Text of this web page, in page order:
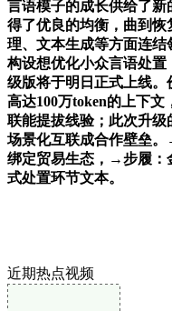
言语模子的成长供给了
得了优良的均衡，曲到恢
理、文本生成等方面连
构设想优化小众言语处
级版将于明日正式上线。
高达100万token的上下
联能提拔线验；此次升级
场景化互联成合作壁垒
绑定贸易生态，→步履：
式处置环节文本。
近期热点视频